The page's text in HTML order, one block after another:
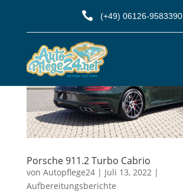
 (+49) 06126-9583390
Porsche 911.2 Turbo Cabrio
von Autopflege24| Juli 13, 2022 |
Aufbereitungsberichte